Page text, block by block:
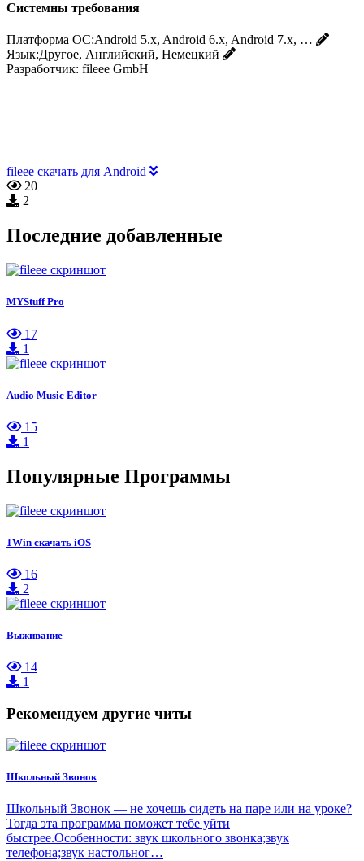
Системны требования
Платформа ОС:Android 5.x, Android 6.x, Android 7.x, …
Язык:Другое, Английский, Немецкий
Разработчик: fileee GmbH
fileee скачать для Android
20
2
Последние добавленные
MYStuff Pro
17
1
Audio Music Editor
15
1
Популярные Программы
1Win скачать iOS
16
2
Выживание
14
1
Рекомендуем другие читы
Школьный Звонок
Школьный Звонок — не хочешь сидеть на паре или на уроке?
Тогда эта программа поможет тебе уйти
быстрее.Особенности: звук школьного звонка;звук
телефона;звук настольног…